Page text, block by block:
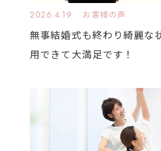
2026.4.19 お客様の声
無事結婚式も終わり綺麗な
用できて大満足です！